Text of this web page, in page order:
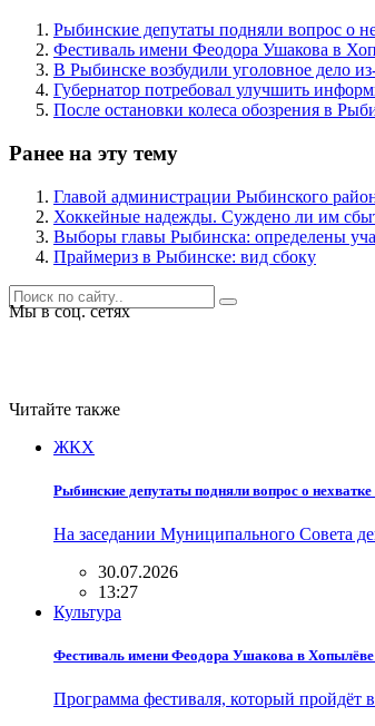
Рыбинские депутаты подняли вопрос о
Фестиваль имени Феодора Ушакова в
В Рыбинске возбудили уголовное дело
Губернатор потребовал улучшить
После остановки колеса обозрения в
Ранее на эту тему
Главой администрации Рыбинского
Хоккейные надежды. Суждено ли им
Выборы главы Рыбинска: определены
Праймериз в Рыбинске: вид сбоку
Мы в соц. сетях
Читайте также
ЖКХ
Рыбинские депутаты подняли вопрос о
На заседании Муниципального Совета
30.07.2026
13:27
Культура
Фестиваль имени Феодора Ушакова в Хопылёве
Программа фестиваля, который пройдёт